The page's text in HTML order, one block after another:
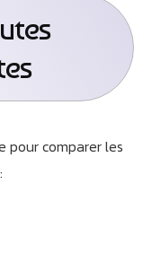
pour comparer les